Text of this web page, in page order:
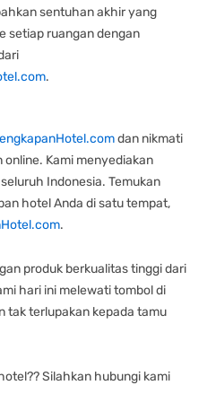
sentuhan akhir yang
setiap ruangan dengan
.
dan nikmati
Kami menyediakan
Indonesia. Temukan
hotel Anda di satu tempat,
.
produk berkualitas tinggi dari
hari ini melewati tombol di
tak terlupakan kepada tamu
Silahkan hubungi kami